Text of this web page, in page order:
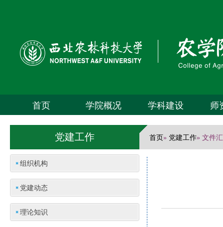
首页 学院概况 学科建设 师
党建工作 首页» 党建工作» 文件
组织机构
党建动态
理论知识